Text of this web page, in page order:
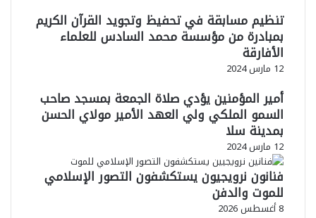
تنظيم مسابقة في تحفيظ وتجويد القرآن الكريم
بمبادرة من مؤسسة محمد السادس للعلماء
الأفارقة
12 مارس 2024
أمير المؤمنين يؤدي صلاة الجمعة بمسجد صاحب
السمو الملكي ولي العهد الأمير مولاي الحسن
بمدينة سلا
12 مارس 2024
فنانون نرويجيون يستكشفون التصور الإسلامي
للموت والدفن
8 أغسطس 2026